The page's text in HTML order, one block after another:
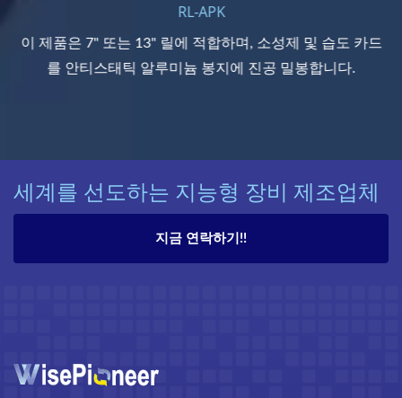
RL-APK
이 제품은 7" 또는 13" 릴에 적합하며, 소성제 및 습도 카드
를 안티스태틱 알루미늄 봉지에 진공 밀봉합니다.
세계를 선도하는 지능형 장비 제조업체
지금 연락하기!!